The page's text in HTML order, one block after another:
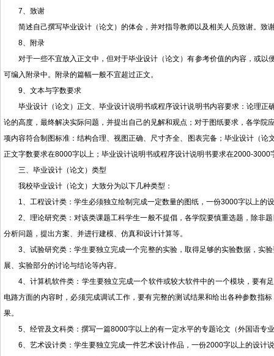
7、致谢
简述自己撰写毕业设计（论文）的体会，并对指导教师以及相关人员致谢。致
8、附录
对于一些不宜放入正文中，但对于毕业设计（论文）有参考价值的内容，或
可编入附录中。附录的篇幅一般不宜超过正文。
9、文本与字数要求
毕业设计（论文）正文、毕业设计说明书或程序设计说明书内容要求：论理
论的高度，最终解决实际问题，并提出自己的见解和观点；对于图纸要求，各学
项内容符合制图标准：结构合理、视图正确、尺寸齐全、图表完备；毕业设计（
正文字数要求在8000字以上；毕业设计说明书或程序设计说明书要求在2000-3000
三、毕业设计（论文）类型
我校毕业设计（论文）大致分为以下几种类型：
1、工程设计类：学生必须独立绘制完成一定数量的图纸，一份3000字以上的
2、理论研究类：对该类课题工科学生一般不提倡，各学院要慎重选题，除非
分析问题，提出方案、并进行建模、仿真和设计计算等。
3、试验研究类：学生要独立完成一个完整的实验，取得足够的实验数据，实
展、实验部分的讨论与结论等内容。
4、计算机软件类：学生要独立完成一个软件或较大软件中的一个模块，要
电路方面的内容时，必须完成调试工作，要有完整的测试结果和给出各种参数指
果。
5、经管及文科类：撰写一篇8000字以上的有一定水平的专题论文（外国语专
6、艺术设计类：学生要独立完成一件艺术设计作品，一份2000字以上的设计